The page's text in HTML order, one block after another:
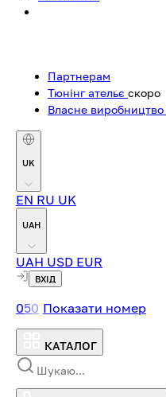
Партнерам
Тюнінг ательє скоро
Власне виробництво
UK
EN RU UK
UAH
UAH USD EUR
ВХІД
050 Показати номер
КАТАЛОГ